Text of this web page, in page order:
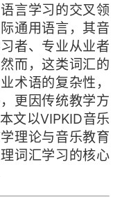
言学习的交叉领
通用语言，其音
者、专业从业者
而，这类词汇的
术语的复杂性，
更因传统教学方
文以VIPKID音乐
理论与音乐教育
词汇学习的核心